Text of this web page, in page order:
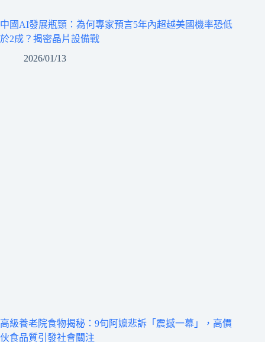
中國AI發展瓶頸：為何專家預言5年內超越美國機率恐低
於2成？揭密晶片設備戰
2026/01/13
高級養老院食物揭秘：9旬阿嬤悲訴「震撼一幕」，高價
伙食品質引發社會關注